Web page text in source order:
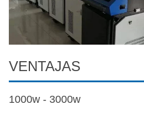
VENTAJAS
1000w - 3000w